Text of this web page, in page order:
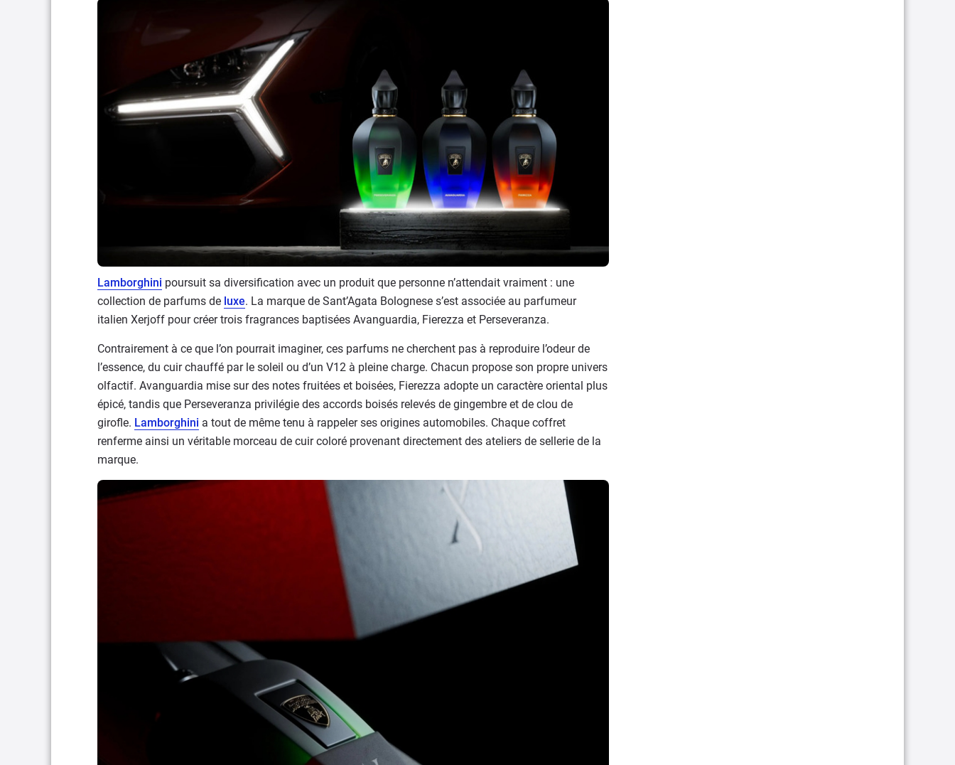
Lamborghini poursuit sa diversification avec un produit que personne n’attendait vraiment : une
collection de parfums de luxe. La marque de Sant’Agata Bolognese s’est associée au parfumeur
italien Xerjoff pour créer trois fragrances baptisées Avanguardia, Fierezza et Perseveranza.
Contrairement à ce que l’on pourrait imaginer, ces parfums ne cherchent pas à reproduire l’odeur de
l’essence, du cuir chauffé par le soleil ou d’un V12 à pleine charge. Chacun propose son propre univers
olfactif. Avanguardia mise sur des notes fruitées et boisées, Fierezza adopte un caractère oriental plus
épicé, tandis que Perseveranza privilégie des accords boisés relevés de gingembre et de clou de
girofle. Lamborghini a tout de même tenu à rappeler ses origines automobiles. Chaque coffret
renferme ainsi un véritable morceau de cuir coloré provenant directement des ateliers de sellerie de la
marque.